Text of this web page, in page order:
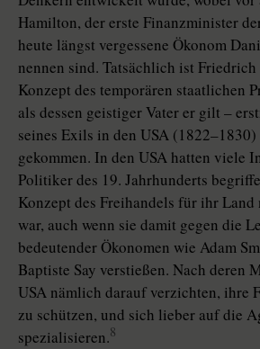
Hamilton, der erste Finanzminister
heute längst vergessene Ökonom
nennen sind. Tatsächlich ist
Konzept des temporären staatlichen
als dessen geistiger Vater er gilt –
seines Exils in den USA
gekommen. In den USA hatten viele
Politiker des 19. Jahrhunderts
Konzept des Freihandels für ihr
war, auch wenn sie damit gegen die
bedeutender Ökonomen wie Adam
Baptiste Say verstießen. Nach deren
USA nämlich darauf verzichten, ihre
zu schützen, und sich lieber auf die
spezialisieren.8